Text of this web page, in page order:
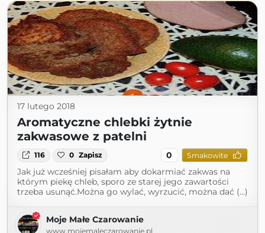
17 lutego 2018
Aromatyczne chlebki żytnie
zakwasowe z patelni
116 0 Zapisz 0 Smakowite
Jak już wcześniej pisałam aby dokarmiać zakwas na
którym piekę chleb, sporo ze starej jego zawartości
trzeba usunąć.Można go wylać, wyrzucić, można dać (...)
Moje Małe Czarowanie
www.mojemaleczarowanie.pl